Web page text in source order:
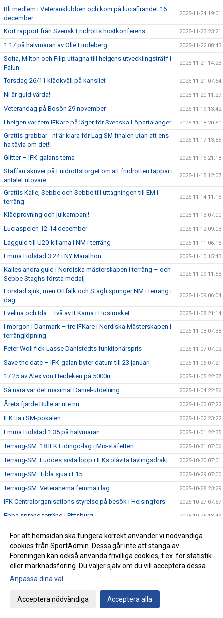
Bli medlem i Veteranklubben och kom på luciafirandet 16
december
2025-11-24 19:01
Kort rapport från Svensk Friidrotts höstkonferens 2025-11-23 23:21
1:17 på halvmaran av Olle Lindeberg 2025-11-22 08:43
Sofia, Milton och Filip uttagna till helgens utvecklingsträff i
Falun
2025-11-21 14:23
Torsdag 26/11 klädkväll på kansliet 2025-11-21 07:54
Ni är guld värda! 2025-11-20 11:27
Veterandag på Bosön 29 november 2025-11-19 13:42
I helgen var fem IFKare på läger för Svenska Löpartalanger 2025-11-18 20:50
Grattis grabbar - ni är klara för Lag SM-finalen utan att ens
ha tävla om det!!
2025-11-17 13:55
Glitter – IFK-galans tema 2025-11-16 21:18
Staffan skriver på Friidrottstorget om att friidrotten tappar i
antalet utövare
2025-11-15 12:07
Grattis Kalle, Sebbe och Sebbe till uttagningen till EM i
terräng
2025-11-14 11:15
Klädprovning och julkampanj! 2025-11-13 07:00
Luciaspelen 12-14 december 2025-11-12 09:03
Lagguld till U20-killarna i NM i terräng 2025-11-11 06:15
Emma Holstad 3:24 i NY Marathon 2025-11-10 15:43
Kalles andra guld i Nordiska mästerskapen i terräng – och
Sebbe Staghs första medalj
2025-11-09 11:53
Lörstad sjuk, men Ottfalk och Stagh springer NM i terräng i
dag
2025-11-09 06:04
Evelina och Ida – två av IFKarna i Höstrusket 2025-11-08 21:14
I morgon i Danmark – tre IFKare i Nordiska Mästerskapen i
terränglöpning
2025-11-08 07:38
Peter Woll fick Lasse Dahlstedts funktionärspris 2025-11-07 07:02
Save the date – IFK-galan byter datum till 23 januari 2025-11-06 07:21
17:25 av Alex von Heideken på 5000m 2025-11-05 22:37
Så nära var det maximal Daniel-utdelning 2025-11-04 22:56
Årets fjärde Bulle är ute nu 2025-11-03 07:22
IFK tia i SM-pokalen 2025-11-02 23:22
Emma Holstad 1:35 på halvmaran 2025-11-01 22:35
Terräng-SM: 18 IFK Lidingö-lag i Mix-stafetten 2025-10-31 07:06
Terräng-SM: Luddes sista lopp i IFKs blåvita tävlingsdräkt 2025-10-30 07:01
Terräng-SM: Tilda sjua i F15 2025-10-29 07:00
Terräng-SM: Veteranerna femma i lag 2025-10-28 23:29
IFK Centralorganisations styrelse på besök i Helsingfors 2025-10-27 07:57
Ebba sprang terräng i Pittsburg 2025-10-26 13:49
Janne skriver om skolidrottsplatser
Terräng-SM: Kassaskåpssäkert P19-guld till Kalle 2025-10-25 22:00
Terräng-SM: Silver till Nina i K55
Vilka fantastiska funktionärer vi har!
För att hemsidan ska fungera korrekt använder vi nödvändiga
cookies från SportAdmin. Dessa går inte att stänga av.
Föreningen kan också använda frivilliga cookies, t.ex. för statistik
eller marknadsföring. Du väljer själv om du vill acceptera dessa.
Anpassa dina val
Acceptera nödvändiga Acceptera alla